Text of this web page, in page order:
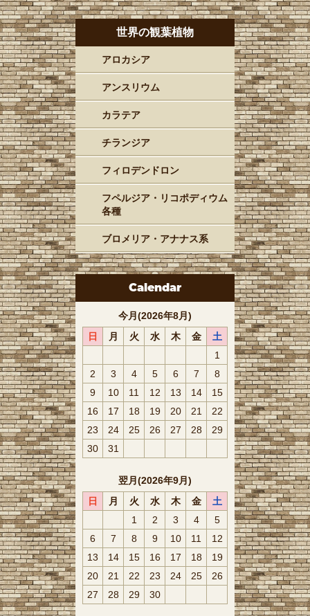
世界の観葉植物
アロカシア
アンスリウム
カラテア
チランジア
フィロデンドロン
フペルジア・リコポディウム
各種
ブロメリア・アナナス系
Calendar
今月(2026年8月)
日
月 火 水 木 金
土
1
2
3 4 5 6 7
8
9
10 11 12 13 14
15
16
17 18 19 20 21
22
23
24 25 26 27 28
29
30
31
翌月(2026年9月)
日
月 火 水 木 金
土
1
2 3 4
5
6
7 8 9 10 11
12
13
14 15 16 17 18
19
20
21 22 23 24 25
26
27
28 29 30